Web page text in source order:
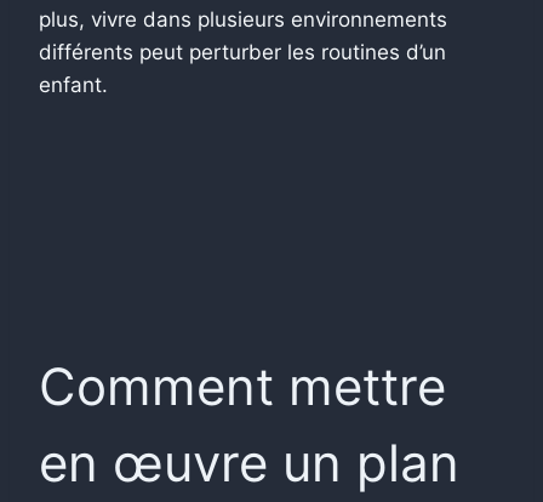
plus, vivre dans plusieurs environnements
différents peut perturber les routines d’un
enfant.
Comment mettre
en œuvre un plan